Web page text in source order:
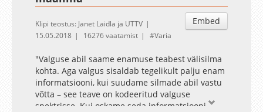
Embed
Klipi teostus: Janet Laidla ja UTTV
15.05.2018
16276 vaatamist Varia
"Valguse abil saame enamuse teabest välisilma
kohta. Aga valgus sisaldab tegelikult palju enam
informatsiooni, kui suudame silmade abil vastu
võtta – see teave on kodeeritud valguse
spektrisse. Kui oskame seda informatsiooni